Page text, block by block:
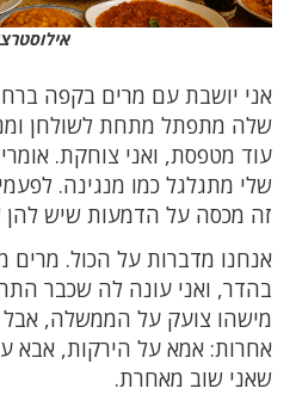
אני יושבת עם מרים בקפה
שלה מתפתל מתחת לשולחן
עוד מטפסת, ואני צוחקת.
שלי מתגלגל כמו מנגינה.
זה מכסה על הדמעות שיש להן
אנחנו מדברות על הכול.
בהדר, ואני עונה לה שכבר
מישהו צועק על הממשלה,
אחרות: אמא על הירקות, אבא
שאני שוב מאחרת.